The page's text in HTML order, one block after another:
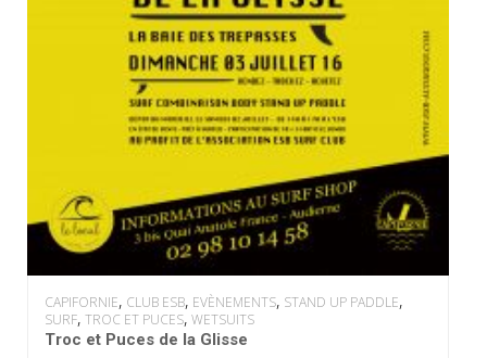
CAPIFORNIE, CLUB ESB, EVÈNEMENTS, STAND UP PADDLE,
SURF, TROC ET PUCES, WETSUITS
Troc et Puces de la Glisse